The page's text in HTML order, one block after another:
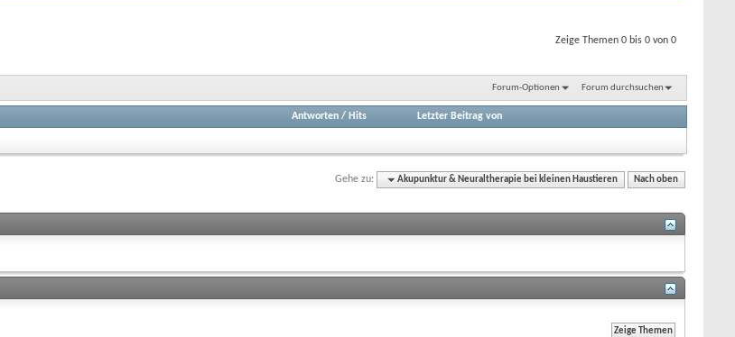
Zeige Themen 0 bis 0 von 0
Forum-Optionen Forum durchsuchen
Antworten/ Hits Letzter Beitrag von
Gehe zu: Akupunktur & Neuraltherapie bei kleinen Haustieren Nach oben